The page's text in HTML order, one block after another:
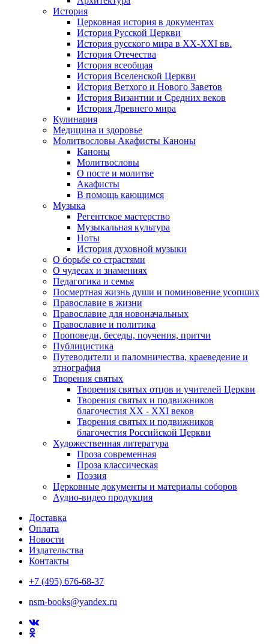
История
Церковная история в документах
История Русской Церкви
История русского мира в ХХ-ХХI вв.
История Отечества
История всеобщая
История Вселенской Церкви
История Ветхого и Нового Заветов
История Византии и Средних веков
История Древнего мира
Кулинария
Медицина и здоровье
Молитвословы Акафисты Каноны
Каноны
Молитвословы
О посте и молитве
Акафисты
В помощь кающимся
Музыка
Регентское мастерство
Музыкальная культура
Ноты
История духовной музыки
О борьбе со страстями
О чудесах и знамениях
Педагогика и семья
Посмертная жизнь души и поминовение усопших
Православие в жизни
Православие для новоначальных
Православие и политика
Проповеди, беседы, поучения, притчи
Публицистика
Путеводители и паломничества, краеведение и
этнография
Творения святых
Творения святых отцов и учителей Церкви
Творения святых и подвижников
благочестия ХХ - ХХI веков
Творения святых и подвижников
благочестия Российской Церкви
Художественная литература
Проза современная
Проза классическая
Поэзия
Церковные документы и материалы соборов
Аудио-видео продукция
Доставка
Оплата
Новости
Издательства
Контакты
+7 (495) 676-68-37
nsm-books@yandex.ru